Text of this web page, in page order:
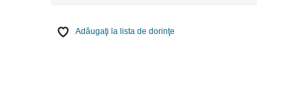
Adăugaţi la lista de dorinţe